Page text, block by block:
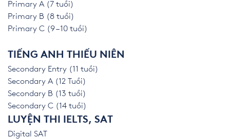
Primary A (7 tuổi)
Primary B (8 tuổi)
Primary C (9 – 10 tuổi)
TIẾNG ANH THIẾU NIÊN
Secondary Entry (11 tuổi)
Secondary A (12 Tuổi)
Secondary B (13 tuổi)
Secondary C (14 tuổi)
LUYỆN THI IELTS, SAT
Digital SAT